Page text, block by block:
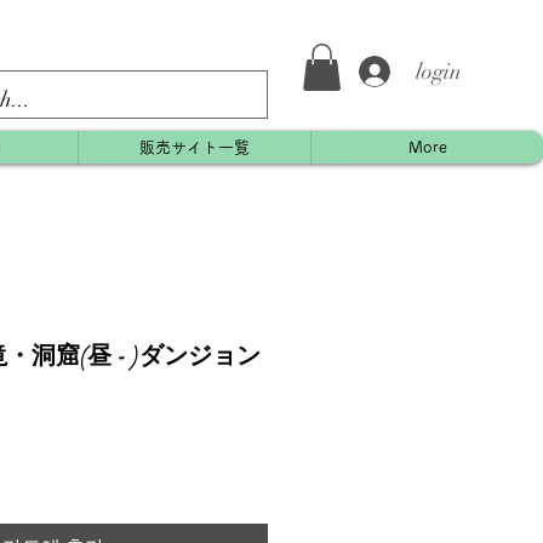
login
販売サイト一覧 More
洞窟(昼 - )ダンジョン